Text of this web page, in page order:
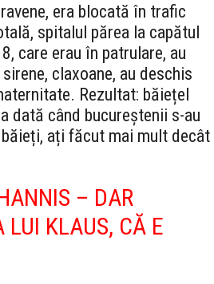
era blocată în trafic
spitalul părea la capătul
care erau în patrulare, au
claxoane, au deschis
Rezultat: băiețel
dată când bucureștenii s-au
ați făcut mai mult decât
– DAR
LUI KLAUS, CĂ E